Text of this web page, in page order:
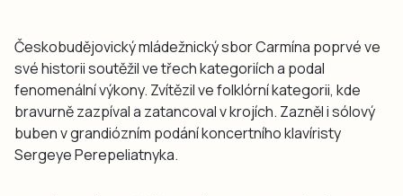
Českobudějovický mládežnický sbor Carmína poprvé ve
své historii soutěžil ve třech kategoriích a podal
fenomenální výkony. Zvítězil ve folklórní kategorii, kde
bravurně zazpíval a zatancoval v krojích. Zazněl i sólový
buben v grandiózním podání koncertního klavíristy
Sergeye Perepeliatnyka.